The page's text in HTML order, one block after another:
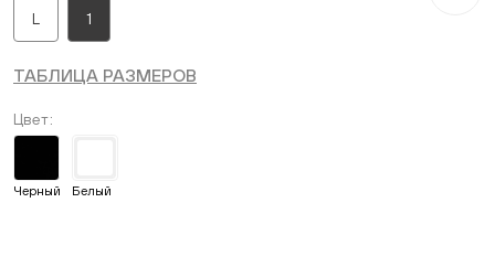
L 1
ТАБЛИЦА РАЗМЕРОВ
Цвет
Черный Белый